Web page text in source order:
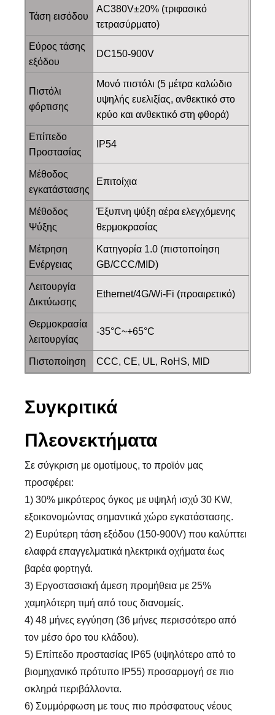
Τάση εισόδου
AC380V±20% (τριφασικό
τετρασύρματο)
Εύρος τάσης
εξόδου
DC150-900V
Πιστόλι
φόρτισης
Μονό πιστόλι (5 μέτρα καλώδιο
υψηλής ευελιξίας, ανθεκτικό στο
κρύο και ανθεκτικό στη φθορά)
Επίπεδο
Προστασίας
IP54
Μέθοδος
εγκατάστασης
Επιτοίχια
Μέθοδος
Ψύξης
Έξυπνη ψύξη αέρα ελεγχόμενης
θερμοκρασίας
Μέτρηση
Ενέργειας
Κατηγορία 1.0 (πιστοποίηση
GB/CCC/MID)
Λειτουργία
Δικτύωσης
Ethernet/4G/Wi-Fi (προαιρετικό)
Θερμοκρασία
λειτουργίας
-35°C~+65°C
Πιστοποίηση CCC, CE, UL, RoHS, MID
Συγκριτικά
Πλεονεκτήματα
Σε σύγκριση με ομοτίμους, το προϊόν μας
προσφέρει:
1) 30% μικρότερος όγκος με υψηλή ισχύ 30 KW,
εξοικονομώντας σημαντικά χώρο εγκατάστασης.
2) Ευρύτερη τάση εξόδου (150-900V) που καλύπτει
ελαφρά επαγγελματικά ηλεκτρικά οχήματα έως
βαρέα φορτηγά.
3) Εργοστασιακή άμεση προμήθεια με 25%
χαμηλότερη τιμή από τους διανομείς.
4) 48 μήνες εγγύηση (36 μήνες περισσότερο από
τον μέσο όρο του κλάδου).
5) Επίπεδο προστασίας IP65 (υψηλότερο από το
βιομηχανικό πρότυπο IP55) προσαρμογή σε πιο
σκληρά περιβάλλοντα.
6) Συμμόρφωση με τους πιο πρόσφατους νέους